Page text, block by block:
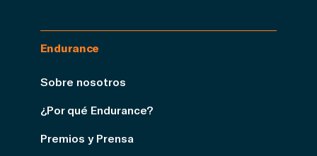
Endurance
Sobre nosotros
¿Por qué Endurance?
Premios y Prensa